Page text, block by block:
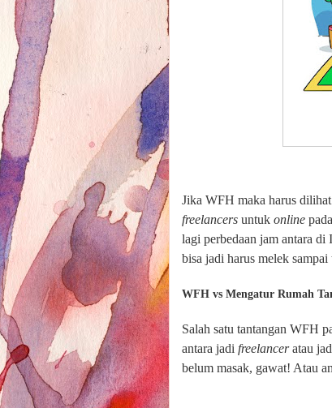
Jika WFH maka harus
freelancers untuk online
lagi perbedaan jam antara di
bisa jadi harus melek sampai
WFH vs Mengatur Rumah
Salah satu tantangan WFH
antara jadi freelanceratau
belum masak, gawat! Atau